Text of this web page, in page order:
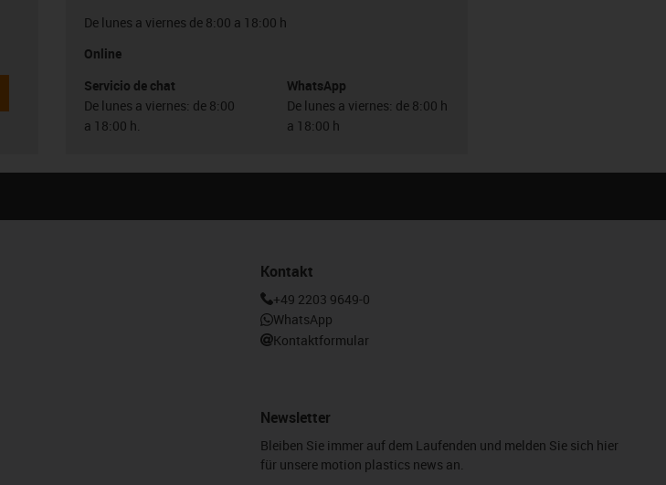
De lunes a viernes de 8:00 a 18:00 h
Online
Servicio de chat
De lunes a viernes: de 8:00
a 18:00 h.
WhatsApp
De lunes a viernes: de 8:00 h
a 18:00 h
Kontakt
+49 2203 9649-0
WhatsApp
Kontaktformular
Newsletter
Bleiben Sie immer auf dem Laufenden und melden Sie sich hier
für unsere motion plastics news an.